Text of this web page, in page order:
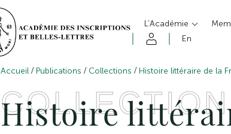
L’Académie
En
Accueil / Publications / Collections / Histoire littéraire de la
Histoire